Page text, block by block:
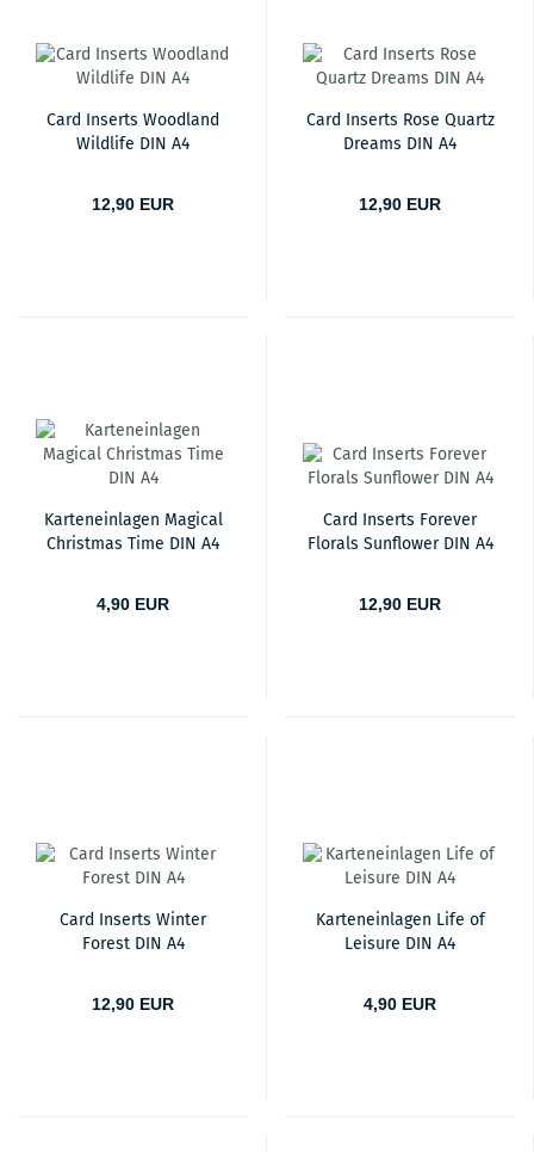
Card Inserts Woodland
Wildlife DIN A4
12,90 EUR
Card Inserts Rose Quartz
Dreams DIN A4
12,90 EUR
Karteneinlagen Magical
Christmas Time DIN A4
4,90 EUR
Card Inserts Forever
Florals Sunflower DIN A4
12,90 EUR
Card Inserts Winter
Forest DIN A4
12,90 EUR
Karteneinlagen Life of
Leisure DIN A4
4,90 EUR